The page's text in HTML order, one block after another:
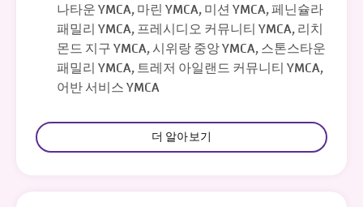
나타운 YMCA, 마린 YMCA, 미션 YMCA, 페닌슐라
패밀리 YMCA, 프레시디오 커뮤니티 YMCA, 리치
몬드 지구 YMCA, 시위랑 중앙 YMCA, 스톤스타운
패밀리 YMCA, 트레저 아일랜드 커뮤니티 YMCA,
어반 서비스 YMCA
더 알아보기